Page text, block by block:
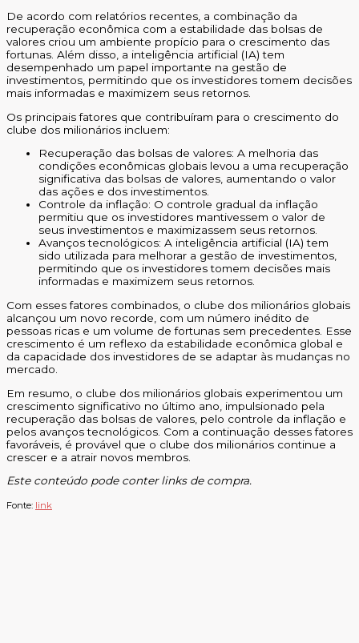
De acordo com relatórios recentes, a combinação da
recuperação econômica com a estabilidade das bolsas de
valores criou um ambiente propício para o crescimento das
fortunas. Além disso, a inteligência artificial (IA) tem
desempenhado um papel importante na gestão de
investimentos, permitindo que os investidores tomem decisões
mais informadas e maximizem seus retornos.
Os principais fatores que contribuíram para o crescimento do
clube dos milionários incluem:
Recuperação das bolsas de valores: A melhoria das
condições econômicas globais levou a uma recuperação
significativa das bolsas de valores, aumentando o valor
das ações e dos investimentos.
Controle da inflação: O controle gradual da inflação
permitiu que os investidores mantivessem o valor de
seus investimentos e maximizassem seus retornos.
Avanços tecnológicos: A inteligência artificial (IA) tem
sido utilizada para melhorar a gestão de investimentos,
permitindo que os investidores tomem decisões mais
informadas e maximizem seus retornos.
Com esses fatores combinados, o clube dos milionários globais
alcançou um novo recorde, com um número inédito de
pessoas ricas e um volume de fortunas sem precedentes. Esse
crescimento é um reflexo da estabilidade econômica global e
da capacidade dos investidores de se adaptar às mudanças no
mercado.
Em resumo, o clube dos milionários globais experimentou um
crescimento significativo no último ano, impulsionado pela
recuperação das bolsas de valores, pelo controle da inflação e
pelos avanços tecnológicos. Com a continuação desses fatores
favoráveis, é provável que o clube dos milionários continue a
crescer e a atrair novos membros.
Este conteúdo pode conter links de compra.
Fonte: link